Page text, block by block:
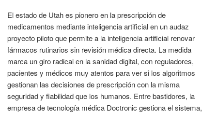
El estado de Utah es pionero en la prescripción de
medicamentos mediante inteligencia artificial en un audaz
proyecto piloto que permite a la inteligencia artificial renovar
fármacos rutinarios sin revisión médica directa. La medida
marca un giro radical en la sanidad digital, con reguladores,
pacientes y médicos muy atentos para ver si los algoritmos
gestionan las decisiones de prescripción con la misma
seguridad y fiabilidad que los humanos. Entre bastidores, la
empresa de tecnología médica Doctronic gestiona el sistema,